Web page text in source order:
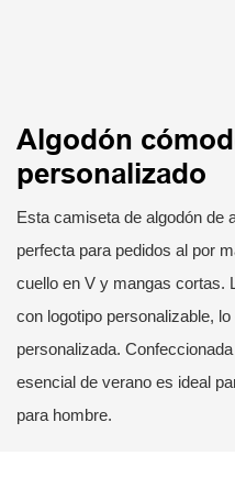
Algodón
personalizado
Esta camiseta de algodón de
perfecta para pedidos al por
cuello en V y mangas cortas.
con logotipo personalizable,
personalizada.
esencial de verano es ideal
para hombre.